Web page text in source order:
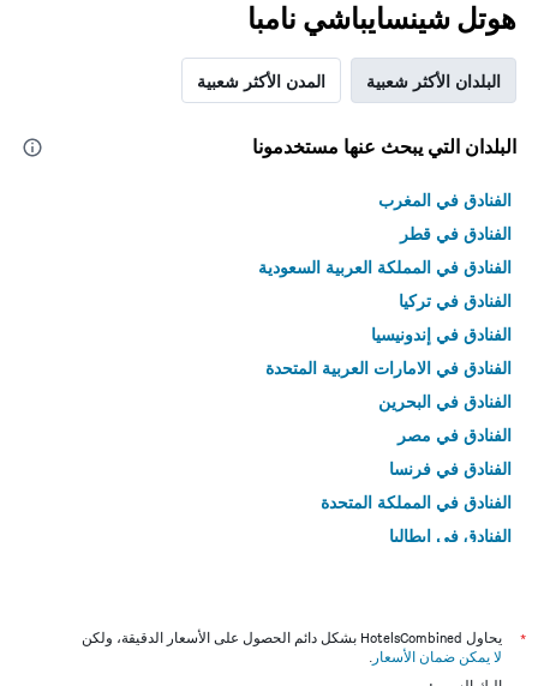
هوتل شينسايباشي نامبا
البلدان الأكثر شعبية المدن الأكثر شعبية
البلدان التي يبحث عنها مستخدمونا
الفنادق في المغرب
الفنادق في قطر
الفنادق في المملكة العربية السعودية
الفنادق في تركيا
الفنادق في إندونيسيا
الفنادق في الامارات العربية المتحدة
الفنادق في البحرين
الفنادق في مصر
الفنادق في فرنسا
الفنادق في المملكة المتحدة
الفنادق في إيطاليا
*
يحاول HotelsCombined بشكل دائم الحصول على الأسعار الدقيقة، ولكن
لا يمكن ضمان الأسعار .